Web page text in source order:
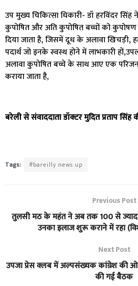
उप मुख्य चिकित्सा धिकारी- डॉ हरविंदर
कुपोषित और अति कुपोषित बच्चों को
दिया जाता है, जिसमें दूध के अलावा खिचड़ी,
पदार्थ जो इनके स्वस्थ होने में लाभकारी
अलावा कुपोषित बच्चे के साथ आए एक
कराया जाता है,
बरेली से संवाददाता डॉक्टर मुदित प्रताप सिंह
Tags: #bareilly news up
Previous Post
तुलसी मठ के महंत ने अब तक 100 से ज्यादा
उनका इलाज शुरू कराने में रहा
Next Post
उपजा प्रेस क्लब में अल्पसंख्यक कांग्रेश की
की गई बैठक